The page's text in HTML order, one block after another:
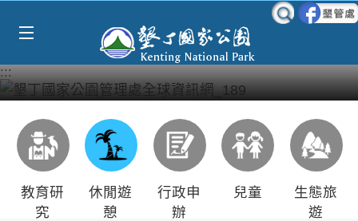
:::
教育研
究
休閒遊
憩
行政申
辦
兒童
生態旅
遊